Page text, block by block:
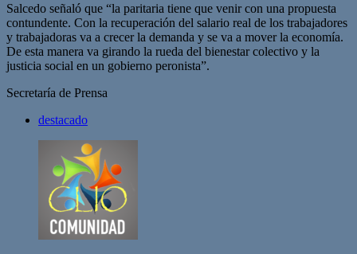
Salcedo señaló que “la paritaria tiene que venir con una propuesta
contundente. Con la recuperación del salario real de los trabajadores
y trabajadoras va a crecer la demanda y se va a mover la economía.
De esta manera va girando la rueda del bienestar colectivo y la
justicia social en un gobierno peronista”.
Secretaría de Prensa
destacado